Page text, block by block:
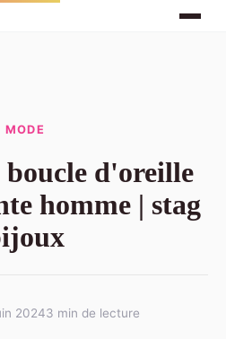
MODE
boucle d'oreille
homme | stag
20243 min de lecture